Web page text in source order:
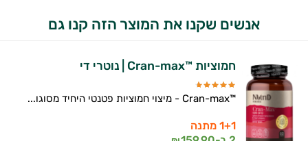
אנשים שקנו את המוצר הזה קנו גם
חמוציות ™Cran-max | נוטרי די
™Cran-max - מיצוי חמוציות פטנטי היחיד מסוגו...
1+1 מתנה
התזונה ומוצרי הבריאות המדויקים למטרות
עובדים יחד כדי למקסם תוצאות גם בחיי היום
יום וגם בתחום הכושר והספורט.
המטרה שלי היא להתאים עבורך המלצות
אישיות מבוססות מדעית.